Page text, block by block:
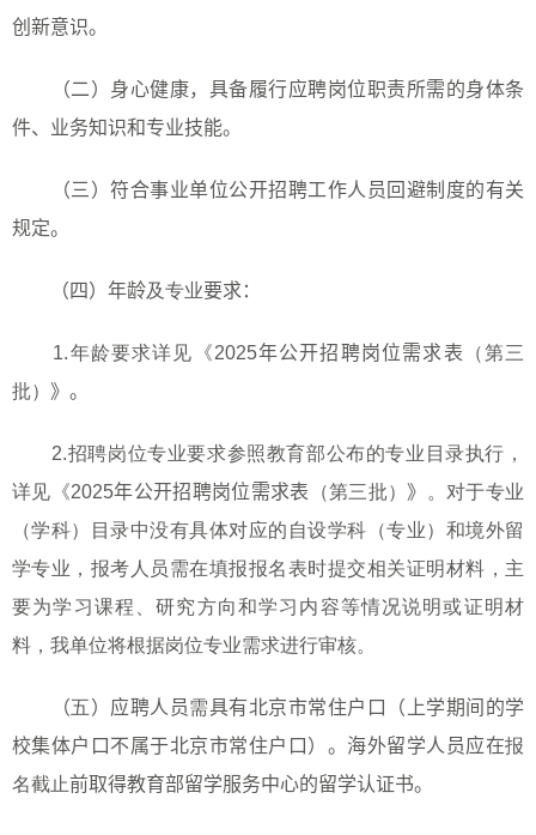
创新意识。
（二）身心健康，具备履行应聘岗位职责所需的身体条
件、业务知识和专业技能。
（三）符合事业单位公开招聘工作人员回避制度的有关
规定。
（四）年龄及专业要求：
1.年龄要求详见《2025年公开招聘岗位需求表 （第三
批） 》。
2.招聘岗位专业要求参照教育部公布的专业目录执行，
详见《2025年公开招聘岗位需求表 （第三批） 》
。对于专业
（学科）目录中没有具体对应的自设学科（专业）和境外留
学专业，报考人员需在填报报名表时提交相关证明材料，主
要为学习课程、研究方向和学习内容等情况说明或证明材
料，我单位将根据岗位专业需求进行审核。
（五）应聘人员需具有北京市常住户口（上学期间的学
校集体户口不属于北京市常住户口）。海外留学人员应在报
名截止前取得教育部留学服务中心的留学认证书。